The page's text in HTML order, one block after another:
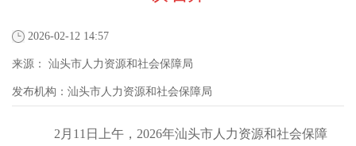
2026-02-12 14:57
来源： 汕头市人力资源和社会保障局
发布机构： 汕头市人力资源和社会保障局
2月11日上午，2026年汕头市人力资源和社会保障